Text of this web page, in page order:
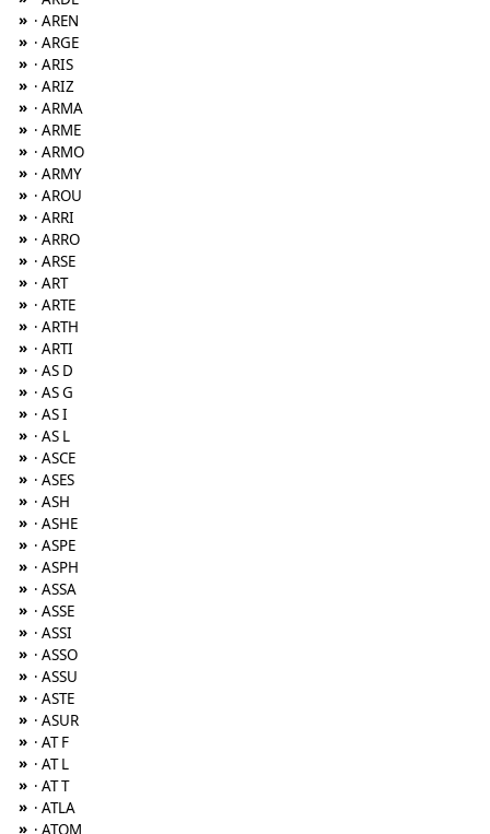
» · AREN
» · ARGE
» · ARIS
» · ARIZ
» · ARMA
» · ARME
» · ARMO
» · ARMY
» · AROU
» · ARRI
» · ARRO
» · ARSE
» · ART
» · ARTE
» · ARTH
» · ARTI
» · AS D
» · AS G
» · AS I
» · AS L
» · ASCE
» · ASES
» · ASH
» · ASHE
» · ASPE
» · ASPH
» · ASSA
» · ASSE
» · ASSI
» · ASSO
» · ASSU
» · ASTE
» · ASUR
» · AT F
» · AT L
» · AT T
» · ATLA
» · ATOM